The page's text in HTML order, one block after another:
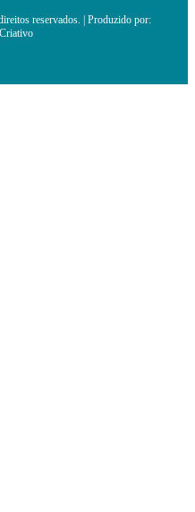
reservados. | Produzido por: